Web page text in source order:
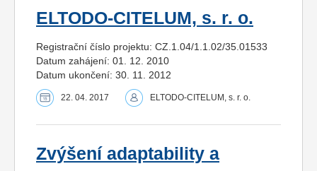
ELTODO-CITELUM, s. r. o.
Registrační číslo projektu: CZ.1.04/1.1.02/35.01533
Datum zahájení: 01. 12. 2010
Datum ukončení: 30. 11. 2012
22. 04. 2017 ELTODO-CITELUM, s. r. o.
Zvýšení adaptability a